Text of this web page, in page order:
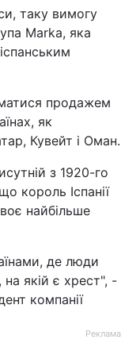
таку вимогу
Marka, яка
продажем
як
Кувейт і Оман.
з 1920-го
король Іспанії
найбільше
де люди
на якій є хрест", -
компанії
Реклама